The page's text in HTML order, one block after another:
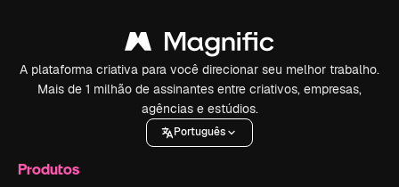
A plataforma criativa para você direcionar seu melhor trabalho.
Mais de 1 milhão de assinantes entre criativos, empresas,
agências e estúdios.
Português
Produtos